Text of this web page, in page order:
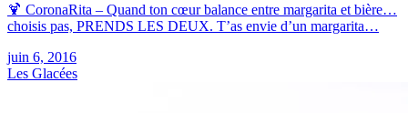
🍹 CoronaRita – Quand ton cœur balance entre margarita et bière…
choisis pas, PRENDS LES DEUX. T’as envie d’un margarita…
juin 6, 2016
Les Glacées